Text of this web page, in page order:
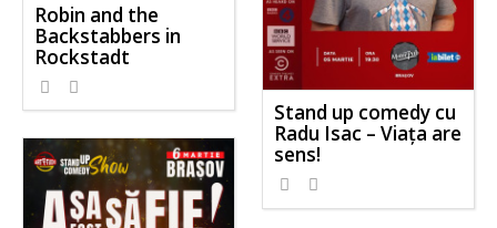
Robin and the
Backstabbers in
Rockstadt
Stand up comedy cu
Radu Isac – Viața are
sens!